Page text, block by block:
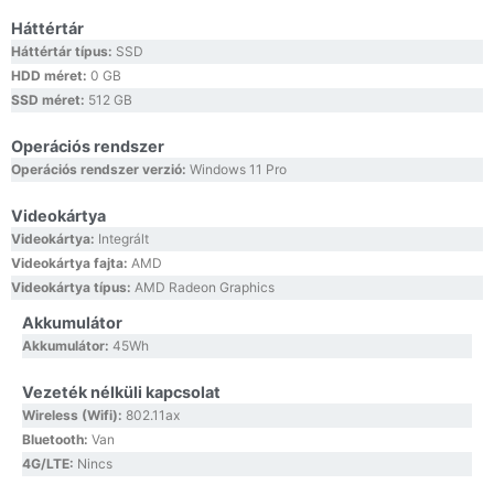
Háttértár
Háttértár típus: SSD
HDD méret: 0 GB
SSD méret: 512 GB
Operációs rendszer
Operációs rendszer verzió: Windows 11 Pro
Videokártya
Videokártya: Integrált
Videokártya fajta: AMD
Videokártya típus: AMD Radeon Graphics
Akkumulátor
Akkumulátor: 45Wh
Vezeték nélküli kapcsolat
Wireless (Wifi): 802.11ax
Bluetooth: Van
4G/LTE: Nincs